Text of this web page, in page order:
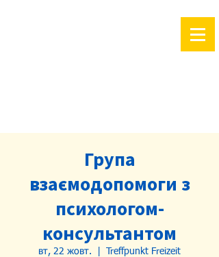
Група
взаємодопомоги з
психологом-
консультантом
вт, 22 жовт. Treffpunkt Freizeit